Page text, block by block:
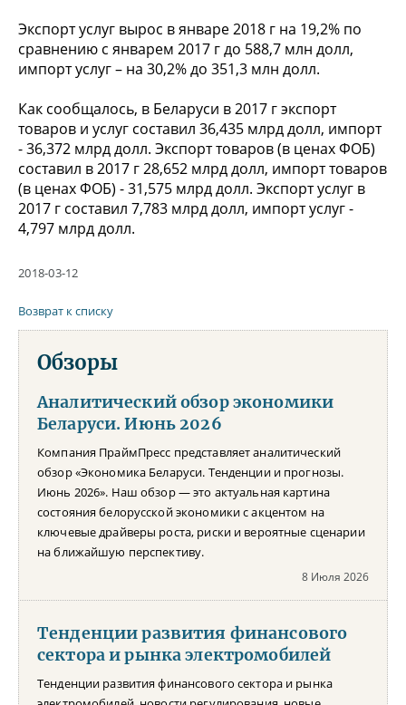
Экспорт услуг вырос в январе 2018 г на 19,2% по
сравнению с январем 2017 г до 588,7 млн долл,
импорт услуг – на 30,2% до 351,3 млн долл.
Как сообщалось, в Беларуси в 2017 г экспорт
товаров и услуг составил 36,435 млрд долл, импорт
- 36,372 млрд долл. Экспорт товаров (в ценах ФОБ)
составил в 2017 г 28,652 млрд долл, импорт товаров
(в ценах ФОБ) - 31,575 млрд долл. Экспорт услуг в
2017 г составил 7,783 млрд долл, импорт услуг -
4,797 млрд долл.
2018-03-12
Возврат к списку
Обзоры
Аналитический обзор экономики
Беларуси. Июнь 2026
Компания ПраймПресс представляет аналитический
обзор «Экономика Беларуси. Тенденции и прогнозы.
Июнь 2026». Наш обзор — это актуальная картина
состояния белорусской экономики с акцентом на
ключевые драйверы роста, риски и вероятные сценарии
на ближайшую перспективу.
8 Июля 2026
Тенденции развития финансового
сектора и рынка электромобилей
Тенденции развития финансового сектора и рынка